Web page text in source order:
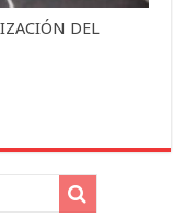
DEL